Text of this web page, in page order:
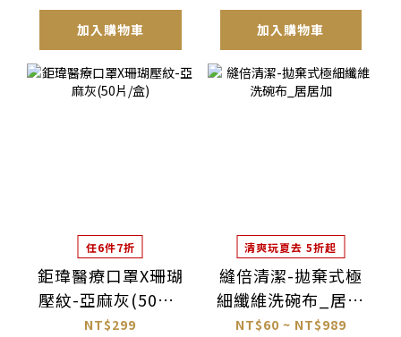
加入購物車 加入購物車
任6件7折
鉅瑋醫療口罩X珊瑚
壓紋-亞麻灰(50片/
盒)
NT$299
清爽玩夏去 5折起
縫倍清潔-拋棄式極
細纖維洗碗布_居居
加
NT$60 ~ NT$989